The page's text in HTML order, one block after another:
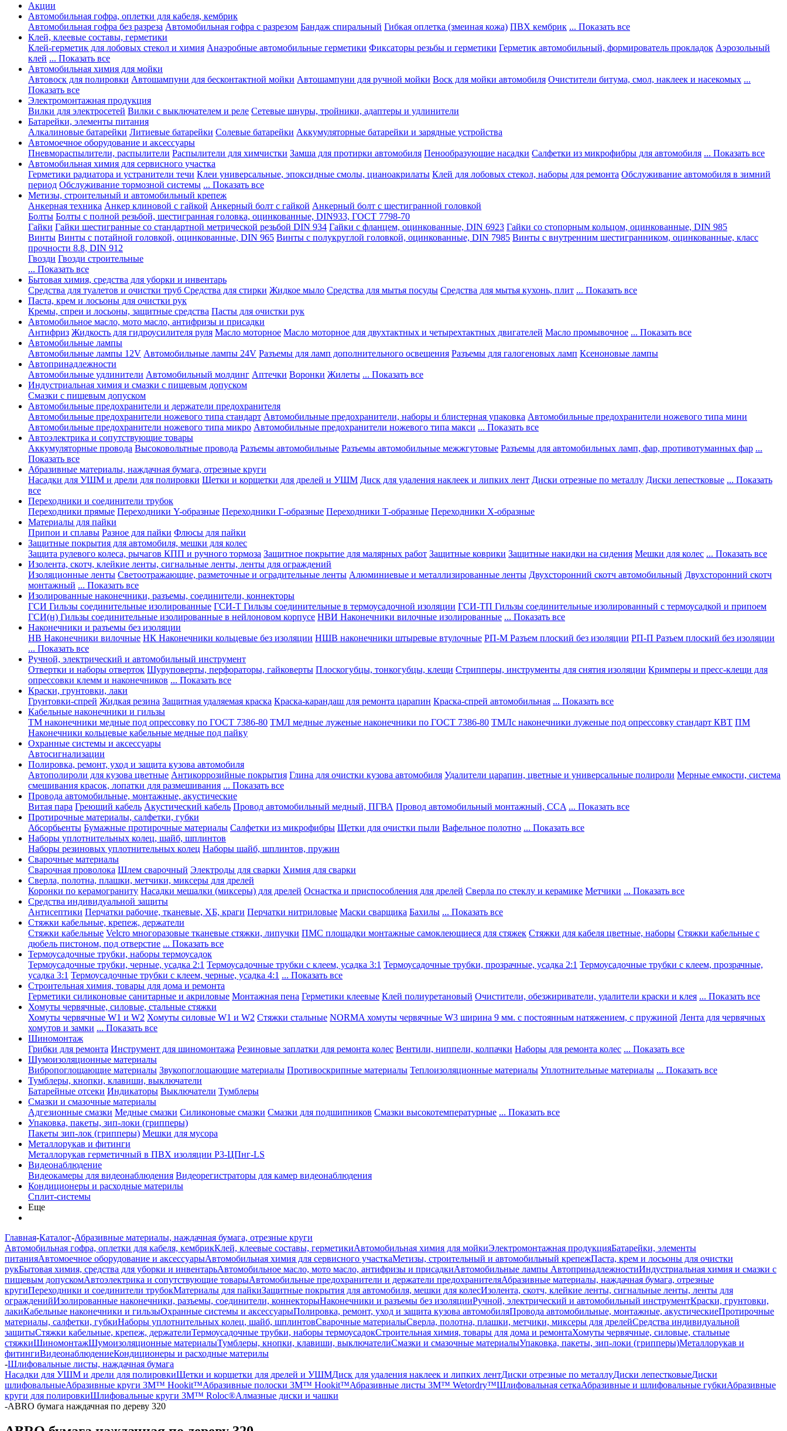
Акции
Автомобильная гофра, оплетки для кабеля, кембрик
Автомобильная гофра без разреза Автомобильная гофра с разрезом Бандаж спиральный Гибкая оплетка (змеиная кожа) ПВХ кембрик ... Показать все
Клей, клеевые составы, герметики
Клей-герметик для лобовых стекол и химия Анаэробные автомобильные герметики Фиксаторы резьбы и герметики Герметик автомобильный, формирователь прокладок Аэрозольный
клей ... Показать все
Автомобильная химия для мойки
Автовоск для полировки Автошампуни для бесконтактной мойки Автошампуни для ручной мойки Воск для мойки автомобиля Очистители битума, смол, наклеек и насекомых ...
Показать все
Электромонтажная продукция
Вилки для электросетей Вилки с выключателем и реле Сетевые шнуры, тройники, адаптеры и удлинители
Батарейки, элементы питания
Алкалиновые батарейки Литиевые батарейки Солевые батарейки Аккумуляторные батарейки и зарядные устройства
Автомоечное оборудование и аксессуары
Пневмораспылители, распылители Распылители для химчистки Замша для протирки автомобиля Пенообразующие насадки Салфетки из микрофибры для автомобиля ... Показать все
Автомобильная химия для сервисного участка
Герметики радиатора и устранители течи Клеи универсальные, эпоксидные смолы, цианоакрилаты Клей для лобовых стекол, наборы для ремонта Обслуживание автомобиля в зимний
период Обслуживание тормозной системы ... Показать все
Метизы, строительный и автомобильный крепеж
Анкерная техника Анкер клиновой с гайкой Анкерный болт с гайкой Анкерный болт с шестигранной головкой
Болты Болты с полной резьбой, шестигранная головка, оцинкованные, DIN933, ГОСТ 7798-70
Гайки Гайки шестигранные со стандартной метрической резьбой DIN 934 Гайки с фланцем, оцинкованные, DIN 6923 Гайки со стопорным кольцом, оцинкованные, DIN 985
Винты Винты с потайной головкой, оцинкованные, DIN 965 Винты с полукруглой головкой, оцинкованные, DIN 7985 Винты с внутренним шестигранником, оцинкованные, класс
прочности 8.8, DIN 912
Гвозди Гвозди строительные
... Показать все
Бытовая химия, средства для уборки и инвентарь
Средства для туалетов и очистки труб Средства для стирки Жидкое мыло Средства для мытья посуды Средства для мытья кухонь, плит ... Показать все
Паста, крем и лосьоны для очистки рук
Кремы, спреи и лосьоны, защитные средства Пасты для очистки рук
Автомобильное масло, мото масло, антифризы и присадки
Антифриз Жидкость для гидроусилителя руля Масло моторное Масло моторное для двухтактных и четырехтактных двигателей Масло промывочное ... Показать все
Автомобильные лампы
Автомобильные лампы 12V Автомобильные лампы 24V Разъемы для ламп дополнительного освещения Разъемы для галогеновых ламп Ксеноновые лампы
Автопринадлежности
Автомобильные удлинители Автомобильный молдинг Аптечки Воронки Жилеты ... Показать все
Индустриальная химия и смазки с пищевым допуском
Смазки с пищевым допуском
Автомобильные предохранители и держатели предохранителя
Автомобильные предохранители ножевого типа стандарт Автомобильные предохранители, наборы и блистерная упаковка Автомобильные предохранители ножевого типа мини
Автомобильные предохранители ножевого типа микро Автомобильные предохранители ножевого типа макси ... Показать все
Автоэлектрика и сопутствующие товары
Аккумуляторные провода Высоковольтные провода Разъемы автомобильные Разъемы автомобильные межжгутовые Разъемы для автомобильных ламп, фар, противотуманных фар ...
Показать все
Абразивные материалы, наждачная бумага, отрезные круги
Насадки для УШМ и дрели для полировки Щетки и корщетки для дрелей и УШМ Диск для удаления наклеек и липких лент Диски отрезные по металлу Диски лепестковые ... Показать
все
Переходники и соединители трубок
Переходники прямые Переходники Y-образные Переходники Г-образные Переходники Т-образные Переходники Х-образные
Материалы для пайки
Припои и сплавы Разное для пайки Флюсы для пайки
Защитные покрытия для автомобиля, мешки для колес
Защита рулевого колеса, рычагов КПП и ручного тормоза Защитное покрытие для малярных работ Защитные коврики Защитные накидки на сидения Мешки для колес ... Показать все
Изолента, скотч, клейкие ленты, сигнальные ленты, ленты для ограждений
Изоляционные ленты Светоотражающие, разметочные и оградительные ленты Алюминиевые и металлизированные ленты Двухсторонний скотч автомобильный Двухсторонний скотч
монтажный ... Показать все
Изолированные наконечники, разъемы, соединители, коннекторы
ГСИ Гильзы соединительные изолированные ГСИ-Т Гильзы соединительные в термоусадочной изоляции ГСИ-ТП Гильзы соединительные изолированный с термоусадкой и припоем
ГСИ(н) Гильзы соединительные изолированные в нейлоновом корпусе НВИ Наконечники вилочные изолированные ... Показать все
Наконечники и разъемы без изоляции
НВ Наконечники вилочные НК Наконечники кольцевые без изоляции НШВ наконечники штыревые втулочные РП-М Разъем плоский без изоляции РП-П Разъем плоский без изоляции
... Показать все
Ручной, электрический и автомобильный инструмент
Отвертки и наборы отверток Шуруповерты, перфораторы, гайковерты Плоскогубцы, тонкогубцы, клещи Стрипперы, инструменты для снятия изоляции Кримперы и пресс-клещи для
опрессовки клемм и наконечников ... Показать все
Краски, грунтовки, лаки
Грунтовки-спрей Жидкая резина Защитная удаляемая краска Краска-карандаш для ремонта царапин Краска-спрей автомобильная ... Показать все
Кабельные наконечники и гильзы
ТМ наконечники медные под опрессовку по ГОСТ 7386-80 ТМЛ медные луженые наконечники по ГОСТ 7386-80 ТМЛс наконечники луженые под опрессовку стандарт КВТ ПМ
Наконечники кольцевые кабельные медные под пайку
Охранные системы и аксессуары
Автосигнализации
Полировка, ремонт, уход и защита кузова автомобиля
Автополироли для кузова цветные Антикоррозийные покрытия Глина для очистки кузова автомобиля Удалители царапин, цветные и универсальные полироли Мерные емкости, система
смешивания красок, лопатки для размешивания ... Показать все
Провода автомобильные, монтажные, акустические
Витая пара Греющий кабель Акустический кабель Провод автомобильный медный, ПГВА Провод автомобильный монтажный, CCA ... Показать все
Протирочные материалы, салфетки, губки
Абсорбьенты Бумажные протирочные материалы Салфетки из микрофибры Щетки для очистки пыли Вафельное полотно ... Показать все
Наборы уплотнительных колец, шайб, шплинтов
Наборы резиновых уплотнительных колец Наборы шайб, шплинтов, пружин
Сварочные материалы
Сварочная проволока Шлем сварочный Электроды для сварки Химия для сварки
Сверла, полотна, плашки, метчики, миксеры для дрелей
Коронки по керамограниту Насадки мешалки (миксеры) для дрелей Оснастка и приспособления для дрелей Сверла по стеклу и керамике Метчики ... Показать все
Средства индивидуальной защиты
Антисептики Перчатки рабочие, тканевые, ХБ, краги Перчатки нитриловые Маски сварщика Бахилы ... Показать все
Стяжки кабельные, крепеж, держатели
Стяжки кабельные Velcro многоразовые тканевые стяжки, липучки ПМС площадки монтажные самоклеющиеся для стяжек Стяжки для кабеля цветные, наборы Стяжки кабельные с
дюбель пистоном, под отверстие ... Показать все
Термоусадочные трубки, наборы термоусадок
Термоусадочные трубки, черные, усадка 2:1 Термоусадочные трубки с клеем, усадка 3:1 Термоусадочные трубки, прозрачные, усадка 2:1 Термоусадочные трубки с клеем, прозрачные,
усадка 3:1 Термоусадочные трубки с клеем, черные, усадка 4:1 ... Показать все
Строительная химия, товары для дома и ремонта
Герметики силиконовые санитарные и акриловые Монтажная пена Герметики клеевые Клей полиуретановый Очистители, обезжириватели, удалители краски и клея ... Показать все
Хомуты червячные, силовые, стальные стяжки
Хомуты червячные W1 и W2 Хомуты силовые W1 и W2 Стяжки стальные NORMA хомуты червячные W3 ширина 9 мм. с постоянным натяжением, с пружиной Лента для червячных
хомутов и замки ... Показать все
Шиномонтаж
Грибки для ремонта Инструмент для шиномонтажа Резиновые заплатки для ремонта колес Вентили, ниппели, колпачки Наборы для ремонта колес ... Показать все
Шумоизоляционные материалы
Вибропоглощающие материалы Звукопоглощающие материалы Противоскрипные материалы Теплоизоляционные материалы Уплотнительные материалы ... Показать все
Тумблеры, кнопки, клавиши, выключатели
Батарейные отсеки Индикаторы Выключатели Тумблеры
Смазки и смазочные материалы
Адгезионные смазки Медные смазки Силиконовые смазки Смазки для подшипников Смазки высокотемпературные ... Показать все
Упаковка, пакеты, зип-локи (грипперы)
Пакеты зип-лок (грипперы) Мешки для мусора
Металлорукав и фитинги
Металлорукав герметичный в ПВХ изоляции Р3-ЦПнг-LS
Видеонаблюдение
Видеокамеры для видеонаблюдения Видеорегистраторы для камер видеонаблюдения
Кондиционеры и расходные материлы
Сплит-системы
Еще
Главная-Каталог-Абразивные материалы, наждачная бумага, отрезные круги
Автомобильная гофра, оплетки для кабеля, кембрикКлей, клеевые составы, герметикиАвтомобильная химия для мойкиЭлектромонтажная продукцияБатарейки, элементы
питанияАвтомоечное оборудование и аксессуарыАвтомобильная химия для сервисного участкаМетизы, строительный и автомобильный крепежПаста, крем и лосьоны для очистки
рукБытовая химия, средства для уборки и инвентарьАвтомобильное масло, мото масло, антифризы и присадкиАвтомобильные лампы АвтопринадлежностиИндустриальная химия и смазки с
пищевым допускомАвтоэлектрика и сопутствующие товарыАвтомобильные предохранители и держатели предохранителяАбразивные материалы, наждачная бумага, отрезные
кругиПереходники и соединители трубокМатериалы для пайкиЗащитные покрытия для автомобиля, мешки для колесИзолента, скотч, клейкие ленты, сигнальные ленты, ленты для
огражденийИзолированные наконечники, разъемы, соединители, коннекторыНаконечники и разъемы без изоляцииРучной, электрический и автомобильный инструментКраски, грунтовки,
лакиКабельные наконечники и гильзыОхранные системы и аксессуарыПолировка, ремонт, уход и защита кузова автомобиляПровода автомобильные, монтажные, акустическиеПротирочные
материалы, салфетки, губкиНаборы уплотнительных колец, шайб, шплинтовСварочные материалыСверла, полотна, плашки, метчики, миксеры для дрелейСредства индивидуальной
защитыСтяжки кабельные, крепеж, держателиТермоусадочные трубки, наборы термоусадокСтроительная химия, товары для дома и ремонтаХомуты червячные, силовые, стальные
стяжкиШиномонтажШумоизоляционные материалыТумблеры, кнопки, клавиши, выключателиСмазки и смазочные материалыУпаковка, пакеты, зип-локи (грипперы)Металлорукав и
фитингиВидеонаблюдениеКондиционеры и расходные материлы
-Шлифовальные листы, наждачная бумага
Насадки для УШМ и дрели для полировкиЩетки и корщетки для дрелей и УШМДиск для удаления наклеек и липких лентДиски отрезные по металлуДиски лепестковыеДиски
шлифовальныеАбразивные круги 3M™ Hookit™Абразивные полоски 3M™ Hookit™Абразивные листы 3M™ Wetordry™Шлифовальная сеткаАбразивные и шлифовальные губкиАбразивные
круги для полировкиШлифовальные круги 3M™ Roloc®Алмазные диски и чашки
-ABRO бумага наждачная по дереву 320